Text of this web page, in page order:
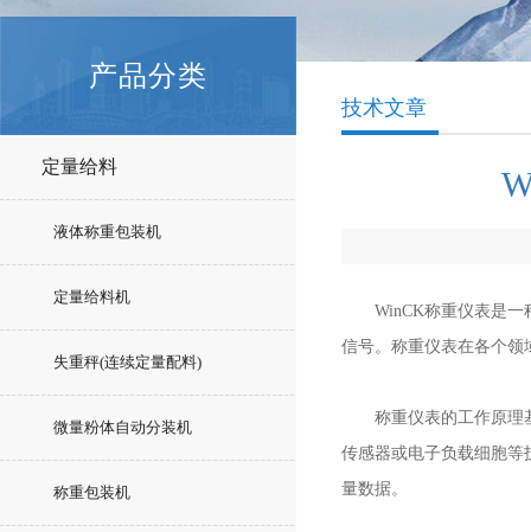
产品分类
定量给料
液体称重包装机
定量给料机
失重秤(连续定量配料)
微量粉体自动分装机
称重包装机
技术文章
WinCK称重仪表是一种
信号。称重仪表在各个领
称重仪表的工作原理基
传感器或电子负载细胞等
量数据。